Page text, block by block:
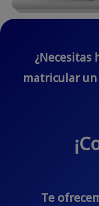
matricular
Te